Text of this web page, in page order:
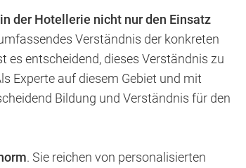
der Hotellerie nicht nur den Einsatz
Verständnis der konkreten
es entscheidend, dieses Verständnis zu
Experte auf diesem Gebiet und mit
Bildung und Verständnis für den
. Sie reichen von personalisierten